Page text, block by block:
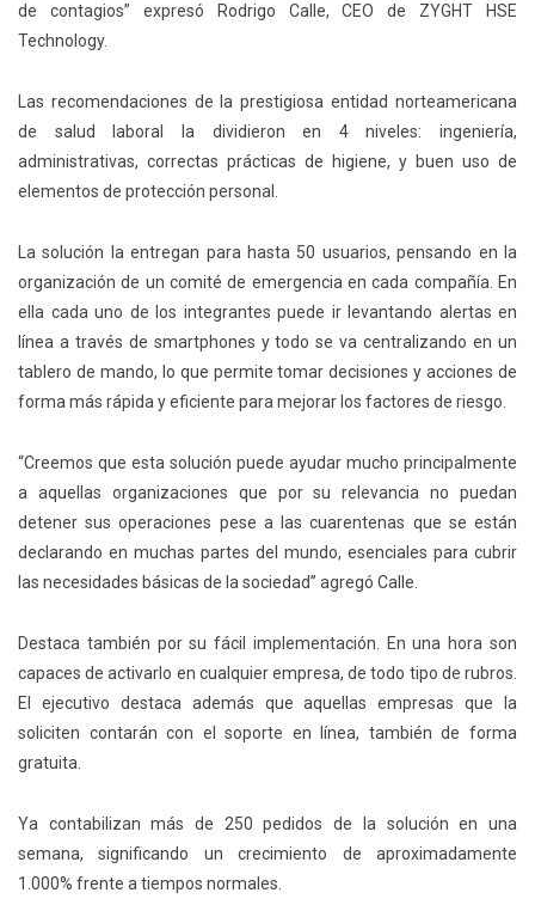
de contagios” expresó Rodrigo Calle, CEO de ZYGHT HSE
Technology.
Las recomendaciones de la prestigiosa entidad norteamericana
de salud laboral la dividieron en 4 niveles: ingeniería,
administrativas, correctas prácticas de higiene, y buen uso de
elementos de protección personal.
La solución la entregan para hasta 50 usuarios, pensando en la
organización de un comité de emergencia en cada compañía. En
ella cada uno de los integrantes puede ir levantando alertas en
línea a través de smartphones y todo se va centralizando en un
tablero de mando, lo que permite tomar decisiones y acciones de
forma más rápida y eficiente para mejorar los factores de riesgo.
“Creemos que esta solución puede ayudar mucho principalmente
a aquellas organizaciones que por su relevancia no puedan
detener sus operaciones pese a las cuarentenas que se están
declarando en muchas partes del mundo, esenciales para cubrir
las necesidades básicas de la sociedad” agregó Calle.
Destaca también por su fácil implementación. En una hora son
capaces de activarlo en cualquier empresa, de todo tipo de rubros.
El ejecutivo destaca además que aquellas empresas que la
soliciten contarán con el soporte en línea, también de forma
gratuita.
Ya contabilizan más de 250 pedidos de la solución en una
semana, significando un crecimiento de aproximadamente
1.000% frente a tiempos normales.